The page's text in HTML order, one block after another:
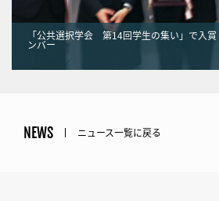
「公共選択学会 第14回学生の集い」で入
ンバー
NEWS ニュース一覧に戻る